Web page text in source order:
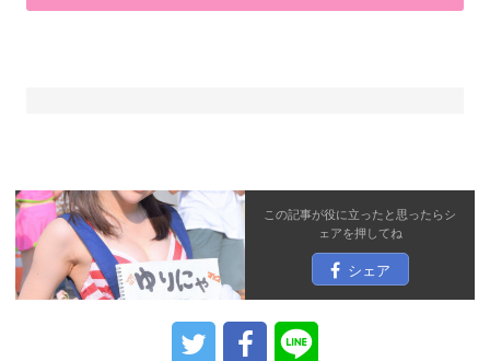
この記事が役に立ったと思ったらシ
ェアを押してね
シェア